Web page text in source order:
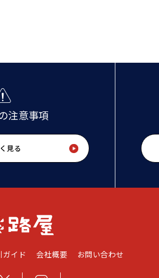
注意事項
見る
ガイド 会社概要 お問い合わせ